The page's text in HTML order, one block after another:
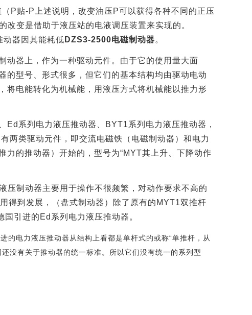
P贴-P 上述说明，改变油压 P可以获得各种不同的正压
改变是借助于液压站的电液调压装置来实现的。
动器因其能耗低 DZS3-2500电磁制动器。
动器上，作为一种驱动元件。由于它的使用量大面
的型号、形式很多，但它们的基本结构均由驱动电动
将电能转化为机械能，用液压方式将机械能以推力形
Ed 系列电力液压推动器、 BYT1系列电力液压推动器，
两类驱动元件，即交流电磁铁（电磁制动器）和电力
力的推动器）开始的，型号为“MYT其上升、下降动作
压制动器主要用于操作不很频繁，对动作要求不高的
得到发展，（盘式制动器）除了原有的 MYT1双推杆
国引进的 Ed 系列电力液压推动器。
的电力液压推动器从结构上看都是单杆式的或称“单推杆，从
还没有关于推动器的统一标准。所以它们没有统一的系列型